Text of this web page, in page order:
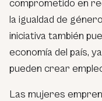
comprometido en
la igualdad de
iniciativa también
economía del país,
pueden crear
Las mujeres